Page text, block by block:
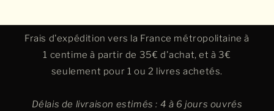
Frais d'expédition vers la France métropolitaine à
1 centime à partir de 35€ d'achat, et à 3€
seulement pour 1 ou 2 livres achetés.
Délais de livraison estimés : 4 à 6 jours ouvrés